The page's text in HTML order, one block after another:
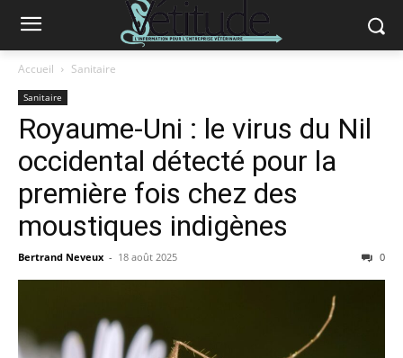
Accueil Sanitaire
Sanitaire
Royaume-Uni : le virus du Nil
occidental détecté pour la
première fois chez des
moustiques indigènes
Bertrand Neveux - 18 août 2025 0